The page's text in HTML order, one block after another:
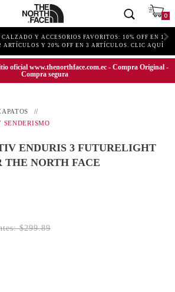
0
Y ACCESORIOS FAVORITOS: 10% OFF EN 1
ARTÍCULOS Y 20% OFF EN 3 ARTÍCULOS. CLIC AQUÍ
oficial www.thenorthface.com.ec - Compra Original -
Compra segura
SENDERISMO
ENDURIS 3 FUTURELIGHT
THE NORTH FACE
$299.89